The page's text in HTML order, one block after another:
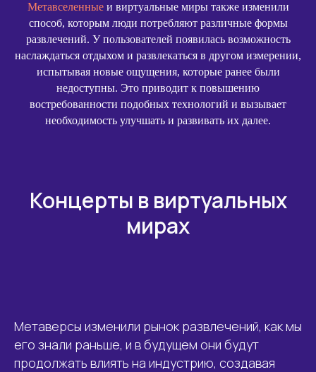
Метавселенныеи виртуальные миры также изменили
способ, которым люди потребляют различные формы
развлечений. У пользователей появилась возможность
наслаждаться отдыхом и развлекаться в другом измерении,
испытывая новые ощущения, которые ранее были
недоступны. Это приводит к повышению
востребованности подобных технологий и вызывает
необходимость улучшать и развивать их далее.
Концерты в виртуальных
мирах
Метаверсы изменили рынок развлечений, как мы
его знали раньше, и в будущем они будут
продолжать влиять на индустрию, создавая